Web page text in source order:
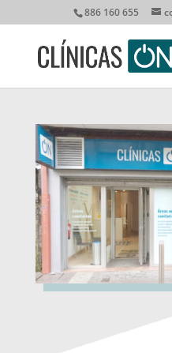
886 160 655